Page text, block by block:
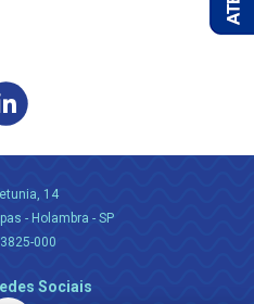
14
- Holambra - SP
000
Sociais